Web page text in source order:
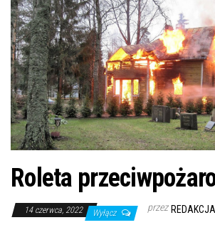
Roleta
14 czerwca, 2022 Wyłącz przez REDAKCJA